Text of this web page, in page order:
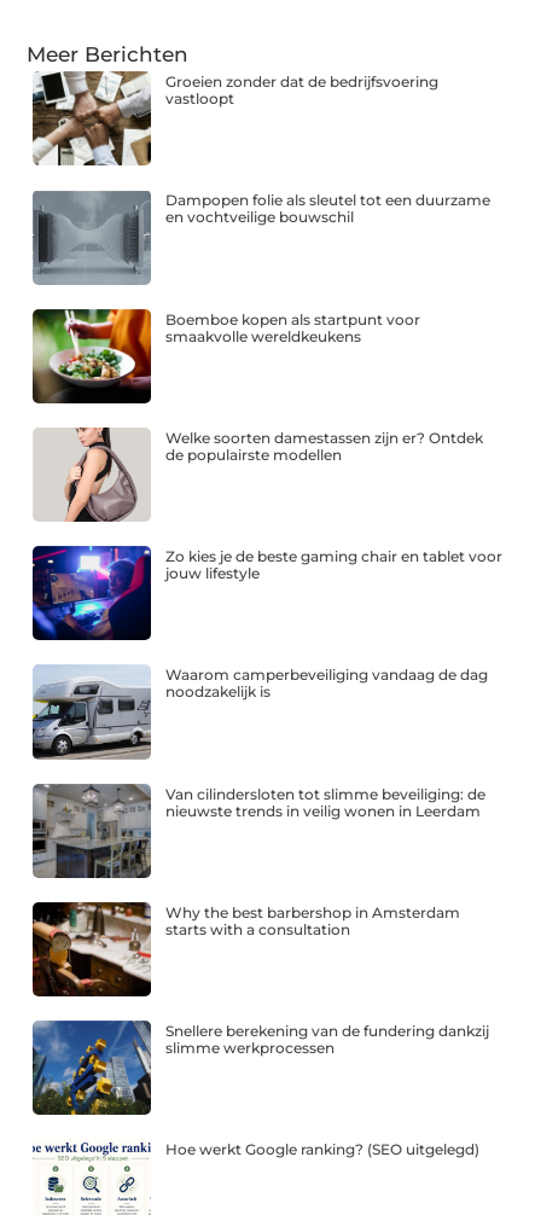
Meer Berichten
Groeien zonder dat de bedrijfsvoering
vastloopt
Dampopen folie als sleutel tot een duurzame
en vochtveilige bouwschil
Boemboe kopen als startpunt voor
smaakvolle wereldkeukens
Welke soorten damestassen zijn er? Ontdek
de populairste modellen
Zo kies je de beste gaming chair en tablet voor
jouw lifestyle
Waarom camperbeveiliging vandaag de dag
noodzakelijk is
Van cilindersloten tot slimme beveiliging: de
nieuwste trends in veilig wonen in Leerdam
Why the best barbershop in Amsterdam
starts with a consultation
Snellere berekening van de fundering dankzij
slimme werkprocessen
Hoe werkt Google ranking? (SEO uitgelegd)